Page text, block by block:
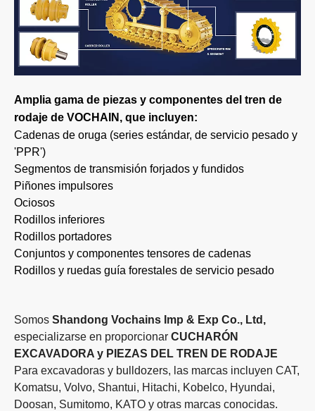
Amplia gama de piezas y componentes del tren de
rodaje de VOCHAIN, que incluyen:
Cadenas de oruga (series estándar, de servicio pesado y
'PPR')
Segmentos de transmisión forjados y fundidos
Piñones impulsores
Ociosos
Rodillos inferiores
Rodillos portadores
Conjuntos y componentes tensores de cadenas
Rodillos y ruedas guía forestales de servicio pesado
Somos Shandong Vochains Imp & Exp Co., Ltd,
especializarse en proporcionar CUCHARÓN
EXCAVADORA y PIEZAS DEL TREN DE RODAJE
Para excavadoras y bulldozers, las marcas incluyen CAT,
Komatsu, Volvo, Shantui, Hitachi, Kobelco, Hyundai,
Doosan, Sumitomo, KATO y otras marcas conocidas.